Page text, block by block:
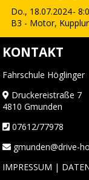
Do., 18.07.2024-
B3 - Motor,
KONTAKT
Fahrschule Höglinger
Druckereistraße 7
4810 Gmunden
07612/77978
gmunden@drive-
IMPRESSUM |